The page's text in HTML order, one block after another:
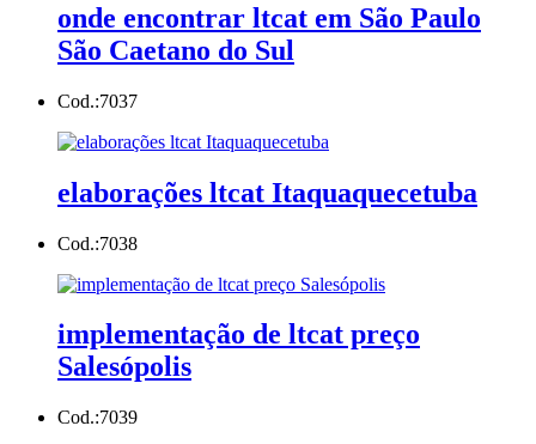
onde encontrar ltcat em São Paulo
São Caetano do Sul
Cod.:7037
elaborações ltcat Itaquaquecetuba
Cod.:7038
implementação de ltcat preço
Salesópolis
Cod.:7039